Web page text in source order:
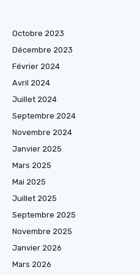
Octobre 2023
Décembre 2023
Février 2024
Avril 2024
Juillet 2024
Septembre 2024
Novembre 2024
Janvier 2025
Mars 2025
Mai 2025
Juillet 2025
Septembre 2025
Novembre 2025
Janvier 2026
Mars 2026